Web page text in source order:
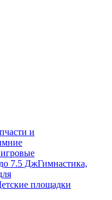
и
7.5 ДжГимнастика,
площадки